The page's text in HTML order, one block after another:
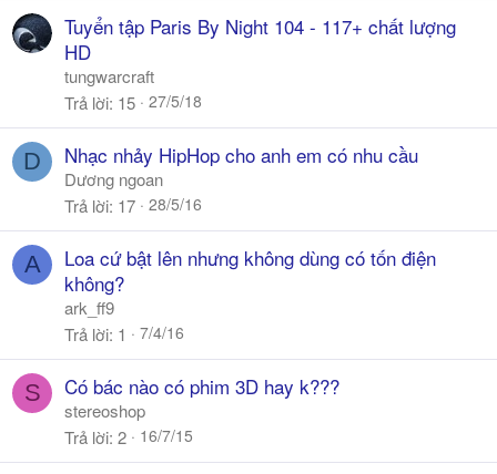
Tuyển tập Paris By Night 104 - 117+ chất lượng
HD
tungwarcraft
Trả lời 15 27/5/18
D Nhạc nhảy HipHop cho anh em có nhu cầu
Dương ngoan
Trả lời 17 28/5/16
A
Loa cứ bật lên nhưng không dùng có tốn điện
không?
ark_ff9
Trả lời 1 7/4/16
S Có bác nào có phim 3D hay k???
stereoshop
Trả lời 2 16/7/15